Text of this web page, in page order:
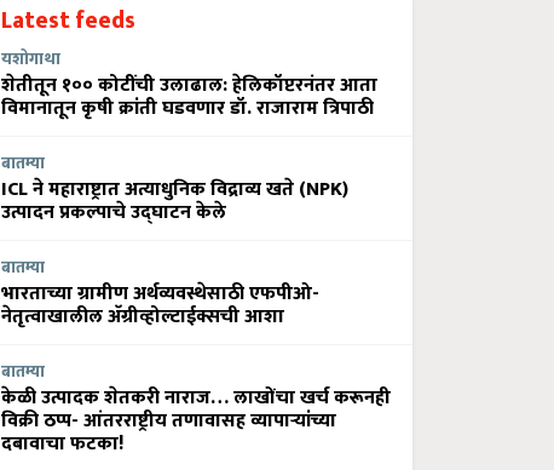
Latest feeds
यशोगाथा
शेतीतून १०० कोटींची उलाढाल: हेलिकॉप्टरनंतर आता
विमानातून कृषी क्रांती घडवणार डॉ. राजाराम त्रिपाठी
बातम्या
ICL ने महाराष्ट्रात अत्याधुनिक विद्राव्य खते (NPK)
उत्पादन प्रकल्पाचे उद्घाटन केले
बातम्या
भारताच्या ग्रामीण अर्थव्यवस्थेसाठी एफपीओ-
नेतृत्वाखालील अ‍ॅग्रीव्होल्टाईक्सची आशा
बातम्या
केळी उत्पादक शेतकरी नाराज… लाखोंचा खर्च करूनही
विक्री ठप्प- आंतरराष्ट्रीय तणावासह व्यापाऱ्यांच्या
दबावाचा फटका!